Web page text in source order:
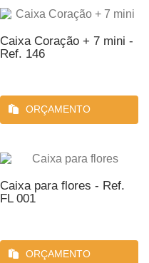
Caixa Coração + 7 mini -
Ref. 146
ORÇAMENTO
Caixa para flores - Ref.
FL 001
ORÇAMENTO